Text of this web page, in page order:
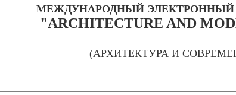
МЕЖДУНАРОДНЫЙ ЭЛЕКТРОННЫЙ
"ARCHITECTURE AND
(АРХИТЕКТУРА И